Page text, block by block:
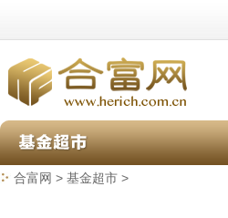
合富网 > 基金超市 >